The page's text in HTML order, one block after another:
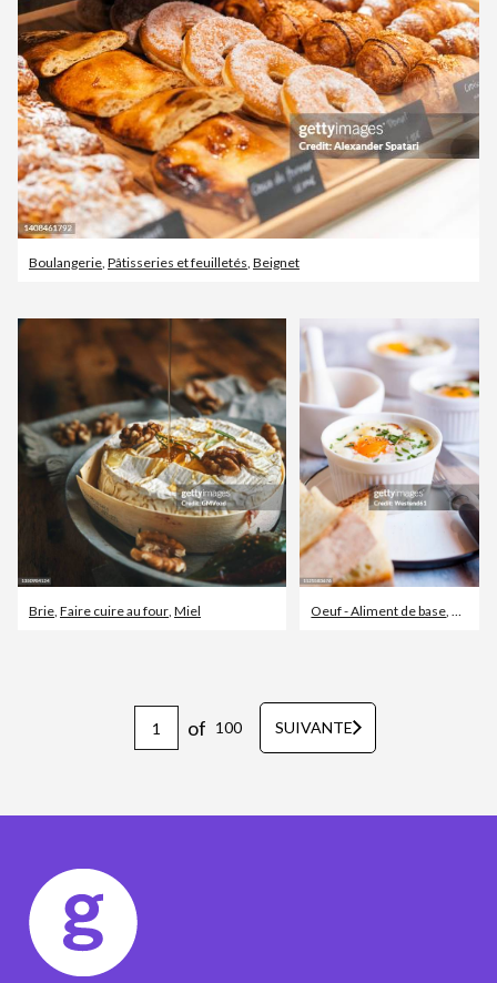
Boulangerie Pâtisseries et feuilletés Beignet
Brie, Faire cuire au four, Miel Oeuf - Aliment de base,
of 100 SUIVANTE